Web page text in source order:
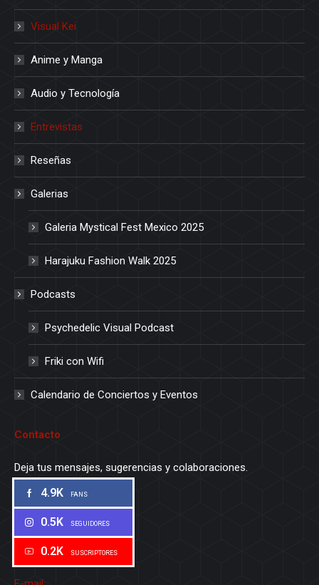
Visual Kei
Anime y Manga
Audio y Tecnología
Entrevistas
Reseñas
Galerias
Galeria Mystical Fest Mexico 2025
Harajuku Fashion Walk 2025
Podcasts
Psychedelic Visual Podcast
Friki con Wifi
Calendario de Conciertos y Eventos
Contacto
Deja tus mensajes, sugerencias y colaboraciones.
4.9K FANS
0.5K SEGUIDORES
0.2K SUSCRIPTORES